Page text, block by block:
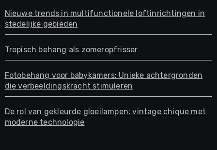
Nieuwe trends in multifunctionele loftinrichtingen in
stedelijke gebieden
Tropisch behang als zomeropfrisser
Fotobehang voor babykamers: Unieke achtergronden
die verbeeldingskracht stimuleren
De rol van gekleurde gloeilampen: vintage chique met
moderne technologie